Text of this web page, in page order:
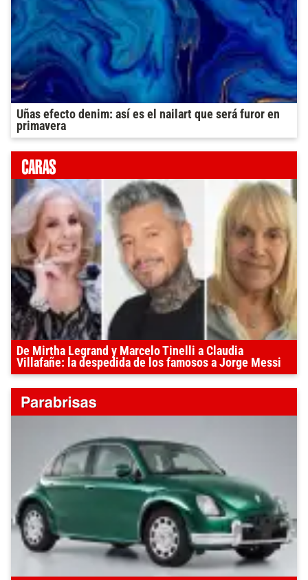
Uñas efecto denim: así es el nailart que será furor en
primavera
De Mirtha Legrand y Marcelo Tinelli a Claudia
Villafañe: la despedida de los famosos a Jorge Messi